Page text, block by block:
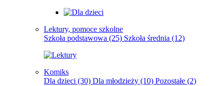
Lektury, pomoce szkolne
Szkoła podstawowa (25) Szkoła średnia (12)
Komiks
Dla dzieci (30) Dla młodzieży (10) Pozostałe (2)